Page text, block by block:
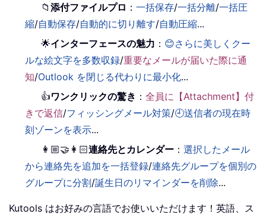
📁添付ファイルプロ ：一括保存/一括分離/一括圧
縮/自動保存/自動的に切り離す/自動圧縮...
🌟インターフェースの魅力 ： 😊さらに美しくクー
ルな絵文字を多数収録/重要なメールが届いた際に通
知/Outlook を閉じる代わりに最小化...
👍ワンクリックの驚き ：全員に【Attachment】付
きで返信/フィッシングメール対策/🕘送信者の現在時
刻ゾーンを表示...
👩🏼‍🤝‍👩🏻連絡先とカレンダー ：選択したメール
から連絡先を追加を一括登録/連絡先グループを個別の
グループに分割/誕生日のリマインダーを削除...
Kutools はお好みの言語でお使いいただけます！英語、ス